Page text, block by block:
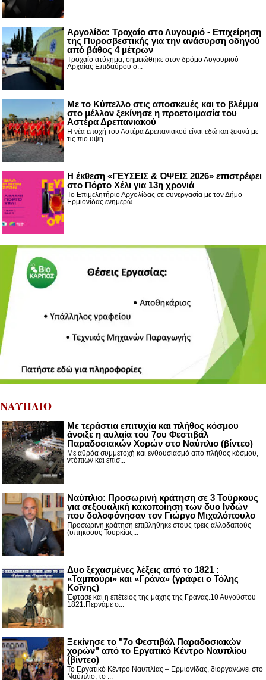
Αργολίδα: Τροχαίο στο Λυγουριό - Επιχείρηση
της Πυροσβεστικής για την ανάσυρση οδηγού
από βάθος 4 μέτρων
Τροχαίο ατύχημα, σημειώθηκε στον δρόμο Λυγουριού -
Αρχαίας Επιδαύρου σ...
Με το Κύπελλο στις αποσκευές και το βλέμμα
στο μέλλον ξεκίνησε η προετοιμασία του
Αστέρα Δρεπανιακού
Η νέα εποχή του Αστέρα Δρεπανιακού είναι εδώ και ξεκινά με
τις πιο υψη...
Η έκθεση «ΓΕΥΣΕΙΣ & ΌΨΕΙΣ 2026» επιστρέφει
στο Πόρτο Χέλι για 13η χρονιά
Το Επιμελητήριο Αργολίδας σε συνεργασία με τον Δήμο
Ερμιονίδας ενημερώ...
ΝΑΥΠΛΙΟ
Με τεράστια επιτυχία και πλήθος κόσμου
άνοιξε η αυλαία του 7ου Φεστιβάλ
Παραδοσιακών Χορών στο Ναύπλιο (βίντεο)
Με αθρόα συμμετοχή και ενθουσιασμό από πλήθος κόσμου,
ντόπιων και επισ...
Ναύπλιο: Προσωρινή κράτηση σε 3 Τούρκους
για σεξουαλική κακοποίηση των δυο Ινδών
που δολοφόνησαν τον Γιώργο Μιχαλόπουλο
Προσωρινή κράτηση επιβλήθηκε στους τρεις αλλοδαπούς
(υπηκόους Τουρκίας...
Δυο ξεχασμένες λέξεις από το 1821 :
«Ταμπούρι» και «Γράνα» (γράφει ο Τόλης
Κοΐνης)
Έφτασε και η επέτειος της μάχης της Γράνας.10 Αυγούστου
1821.Περνάμε σ...
Ξεκίνησε το "7ο Φεστιβάλ Παραδοσιακών
χορών" από το Εργατικό Κέντρο Ναυπλίου
(βίντεο)
Το Εργατικό Κέντρο Ναυπλίας – Ερμιονίδας, διοργανώνει στο
Ναύπλιο, το ...